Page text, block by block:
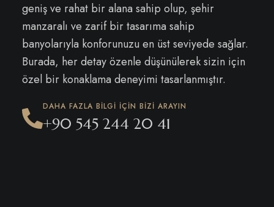
geniş ve rahat bir alana sahip olup, şehir
manzaralı ve zarif bir tasarıma sahip
banyolarıyla konforunuzu en üst seviyede sağlar.
Burada, her detay özenle düşünülerek sizin için
özel bir konaklama deneyimi tasarlanmıştır.
DAHA FAZLA BILGI IÇIN BIZI ARAYIN
+90 545 244 20 41